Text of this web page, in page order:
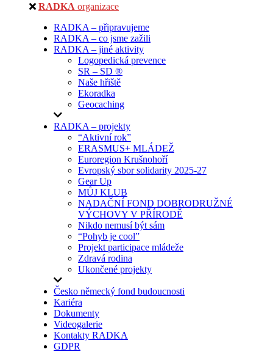
RADKA organizace
RADKA – připravujeme
RADKA – co jsme zažili
RADKA – jiné aktivity
Logopedická prevence
SR – SD ®
Naše hřiště
Ekoradka
Geocaching
RADKA – projekty
“Aktivní rok”
ERASMUS+ MLÁDEŽ
Euroregion Krušnohoří
Evropský sbor solidarity 2025-27
Gear Up
MŮJ KLUB
NADAČNÍ FOND DOBRODRUŽNÉ
VÝCHOVY V PŘÍRODĚ
Nikdo nemusí být sám
“Pohyb je cool”
Projekt participace mládeže
Zdravá rodina
Ukončené projekty
Česko německý fond budoucnosti
Kariéra
Dokumenty
Videogalerie
Kontakty RADKA
GDPR